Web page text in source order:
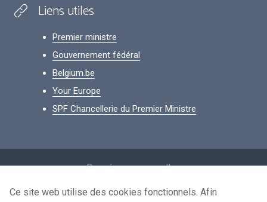
Liens utiles
Premier ministre
Gouvernement fédéral
Belgium.be
Your Europe
SPF Chancellerie du Premier Ministre
Données personnelles
Conditions de réutilisation
Ce site web utilise des cookies fonctionnels. Afin